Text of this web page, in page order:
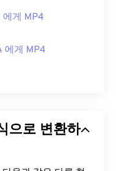
에게 MP4
에게 MP4
으로 변환하